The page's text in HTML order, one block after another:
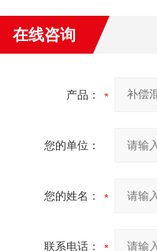
在线咨询
产品：
您的单位：
您的姓名：
联系电话：